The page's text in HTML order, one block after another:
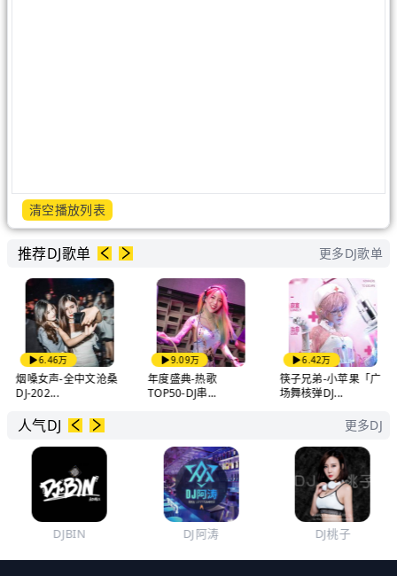
清空播放列表
推荐DJ歌单 更多DJ歌单
6.46万
烟嗓女声-全中文沧桑
DJ-202...
9.09万
年度盛典-热歌
TOP50-DJ串...
6.42万
筷子兄弟-小苹果「广
场舞核弹DJ...
人气DJ 更多DJ
DJBIN DJ阿涛 DJ桃子